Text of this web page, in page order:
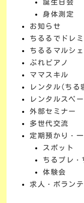
誕生日会
身体測定
お知らせ
ちるるでドレ
ちるるマルシェ
ぷれピアノ
ママスキル
レンタル(ちる
レンタルスペ
外部セミナー
多世代交流
定期預かり・
スポット
ちるプレ・
体験会
求人・ボラン